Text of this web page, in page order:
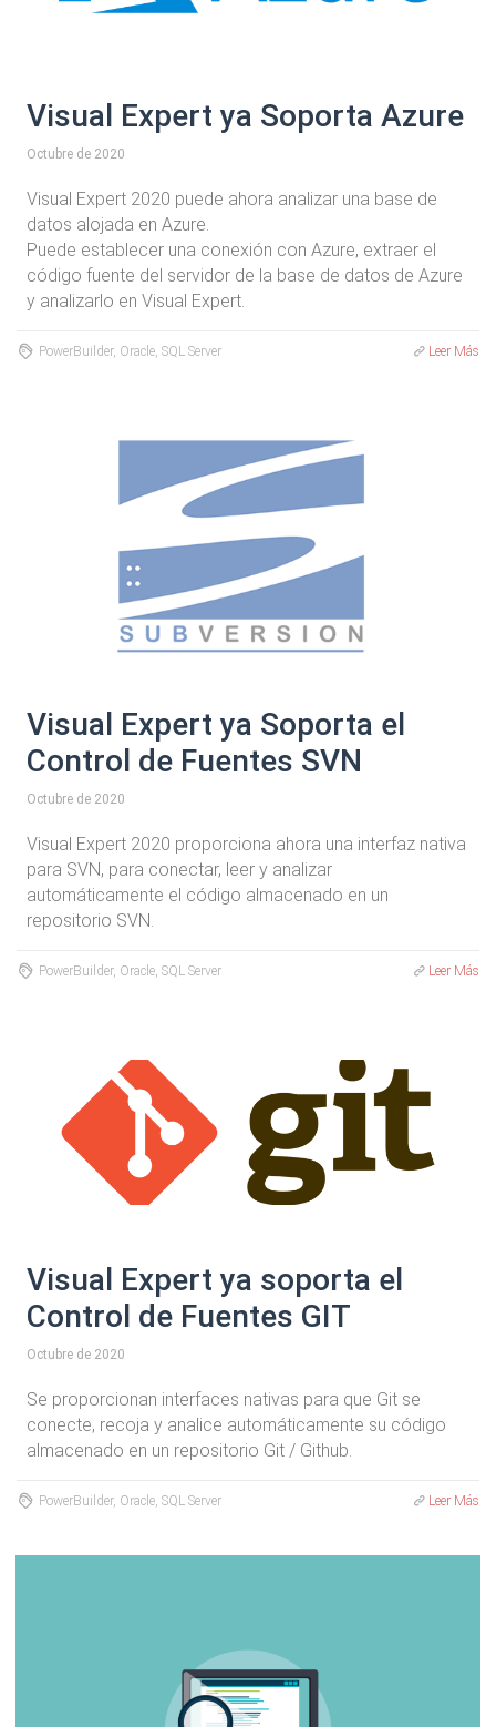
Visual Expert ya Soporta Azure
Octubre de 2020
Visual Expert 2020 puede ahora analizar una base de
datos alojada en Azure.
Puede establecer una conexión con Azure, extraer el
código fuente del servidor de la base de datos de Azure
y analizarlo en Visual Expert.
PowerBuilder, Oracle, SQL Server Leer Más
Visual Expert ya Soporta el
Control de Fuentes SVN
Octubre de 2020
Visual Expert 2020 proporciona ahora una interfaz nativa
para SVN, para conectar, leer y analizar
automáticamente el código almacenado en un
repositorio SVN.
PowerBuilder, Oracle, SQL Server Leer Más
Visual Expert ya soporta el
Control de Fuentes GIT
Octubre de 2020
Se proporcionan interfaces nativas para que Git se
conecte, recoja y analice automáticamente su código
almacenado en un repositorio Git / Github.
PowerBuilder, Oracle, SQL Server Leer Más